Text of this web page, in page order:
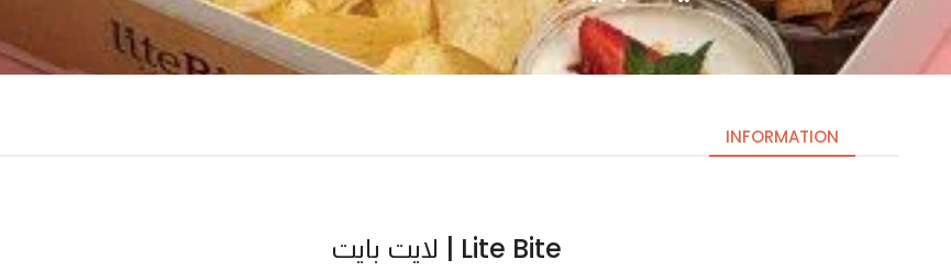
INFORMATION
Lite Bite | لايت بايت